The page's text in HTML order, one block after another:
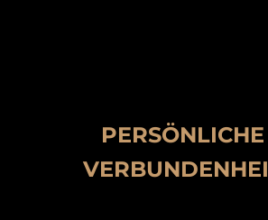
PERSÖNLICHE